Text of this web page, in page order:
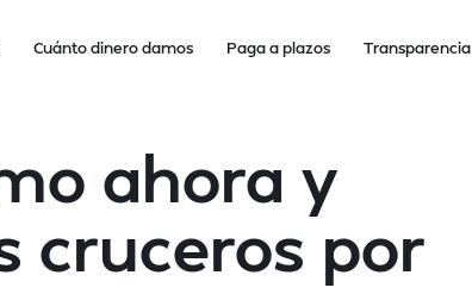
Cuánto dinero damos Paga a plazos Transparencia
ahora y
cruceros por